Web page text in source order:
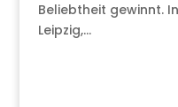
Beliebtheit gewinnt.
Leipzig,...